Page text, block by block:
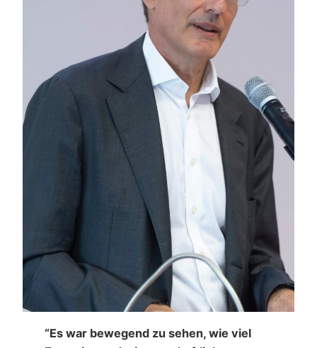
“Es war bewegend zu sehen, wie viel